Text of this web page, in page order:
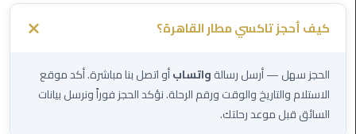
القاهرة
فيصل
ليموزين
كيف أحجز تاكسي مطار القاهرة؟
الحجز سهل — أرسل رسالةواتسابأو اتصل بنا مباشرة. أكد موقع
الاستلام والتاريخ والوقت ورقم الرحلة. نؤكد الحجز فوراً ونرسل بيانات
السائق قبل موعد رحلتك.